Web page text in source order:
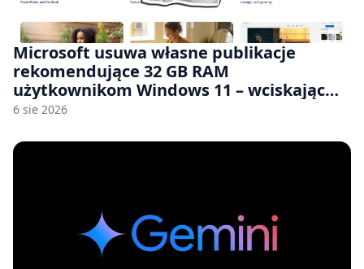
Microsoft usuwa własne publikacje
rekomendujące 32 GB RAM
użytkownikom Windows 11 – wciskając
nam przy tym komputery z 8 GB RAM po
6 sie 2026